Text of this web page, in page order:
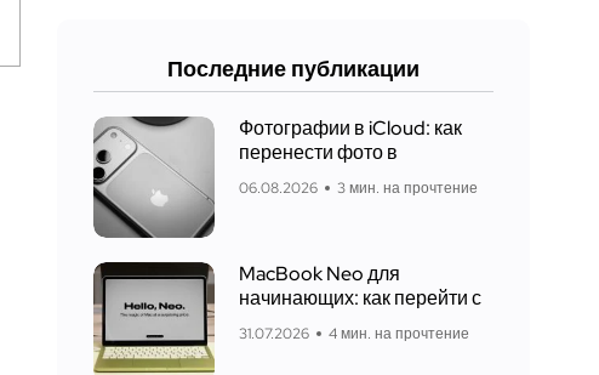
Последние публикации
Фотографии в iCloud: как
перенести фото в
06.08.2026 3 мин. на прочтение
MacBook Neo для
начинающих: как перейти с
31.07.2026 4 мин. на прочтение